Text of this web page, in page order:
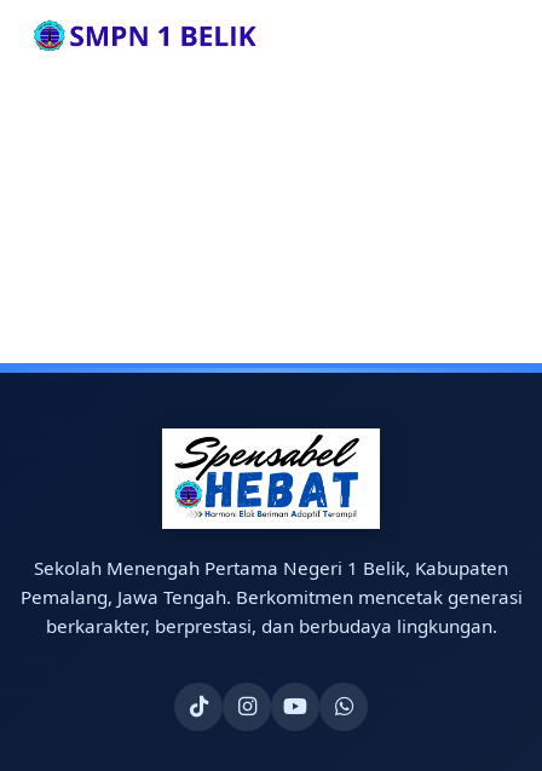
Sekolah Menengah Pertama Negeri 1 Belik, Kabupaten
Pemalang, Jawa Tengah. Berkomitmen mencetak generasi
berkarakter, berprestasi, dan berbudaya lingkungan.